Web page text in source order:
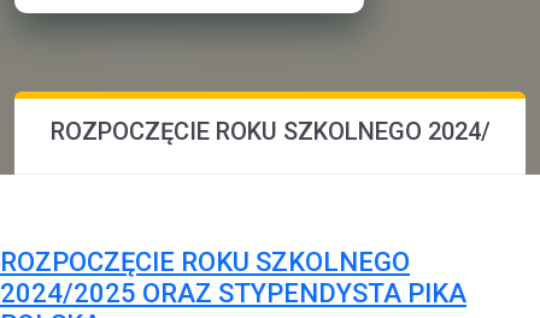
ROZPOCZĘCIE ROKU SZKOLNEGO 2024/
ROZPOCZĘCIE ROKU SZKOLNEGO
2024/2025 ORAZ STYPENDYSTA PIKA